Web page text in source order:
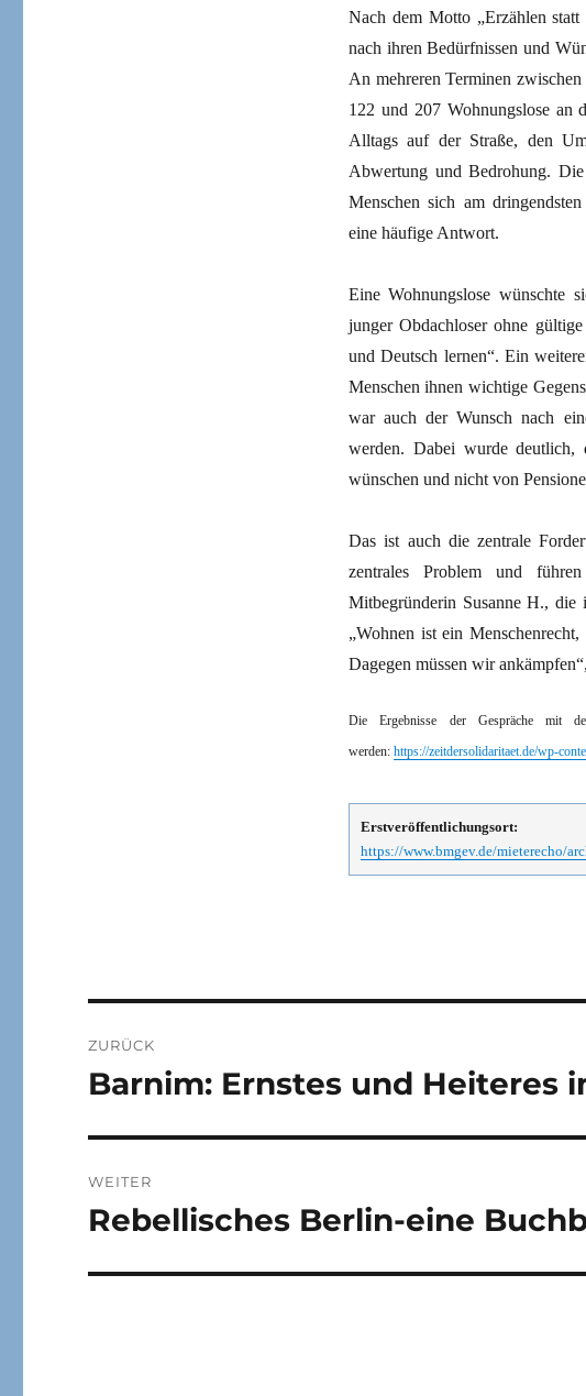
Nach dem Motto „Erzählen
nach ihren Bedürfnissen und
An mehreren Terminen
122 und 207 Wohnungslose an
Alltags auf der Straße, den
Abwertung und Bedrohung.
Menschen sich am
eine häufige Antwort.
Eine Wohnungslose wünschte
junger Obdachloser ohne
und Deutsch lernen“. Ein
Menschen ihnen wichtige
war auch der Wunsch nach
werden. Dabei wurde deutlich,
wünschen und nicht von
Das ist auch die zentrale
zentrales Problem und
Mitbegründerin Susanne H.,
„Wohnen ist ein
Dagegen müssen wir
Die Ergebnisse der Gespräche mit
werden: https://zeitdersolidaritaet.de/wp-
Erstveröffentlichungsort:
https://www.bmgev.de/mieterecho/
ZURÜCK
Vorheriger
Barnim: Ernstes und Heiteres
WEITER
Nächster
Rebellisches Berlin-eine